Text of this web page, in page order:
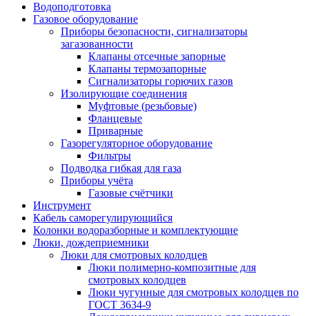
Водоподготовка
Газовое оборудование
Приборы безопасности, сигнализаторы
загазованности
Клапаны отсечные запорные
Клапаны термозапорные
Сигнализаторы горючих газов
Изолирующие соединения
Муфтовые (резьбовые)
Фланцевые
Приварные
Газорегуляторное оборудование
Фильтры
Подводка гибкая для газа
Приборы учёта
Газовые счётчики
Инструмент
Кабель саморегулирующийся
Колонки водоразборные и комплектующие
Люки, дождеприемники
Люки для смотровых колодцев
Люки полимерно-композитные для
смотровых колодцев
Люки чугунные для смотровых колодцев по
ГОСТ 3634-9